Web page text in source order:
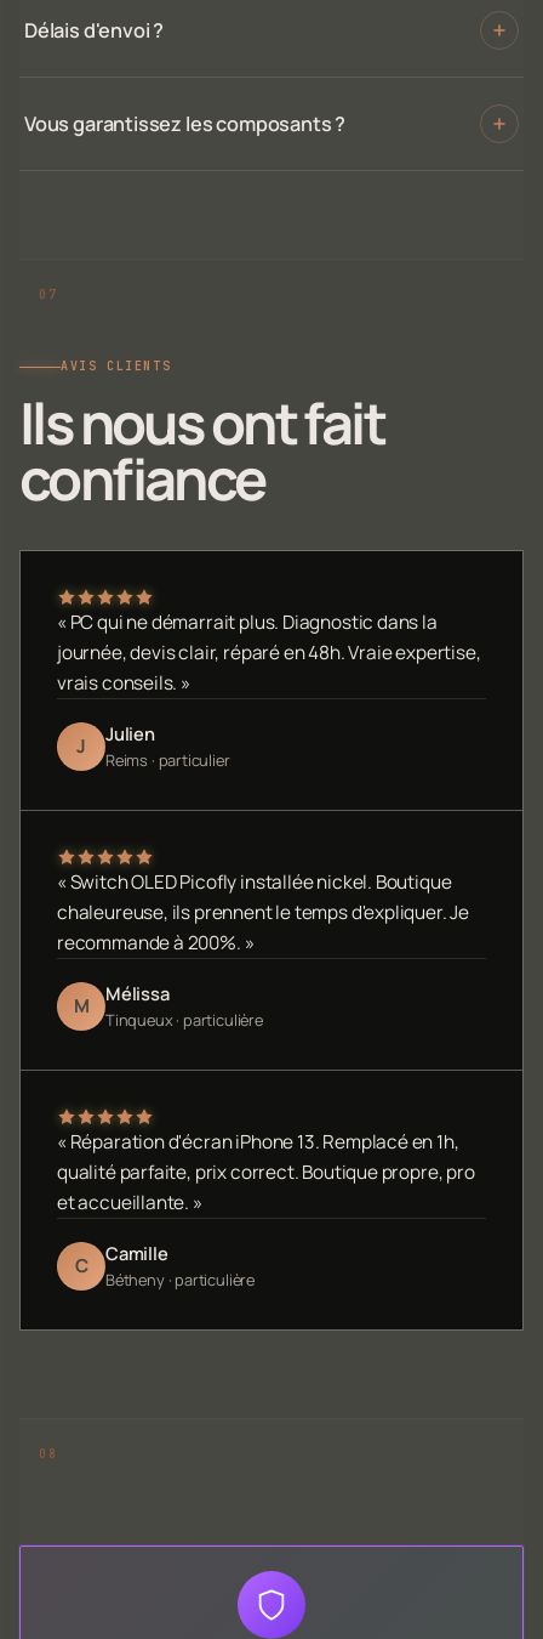
Délais d'envoi ?
Vous garantissez les composants ?
AVIS CLIENTS
Ils nous ont fait
confiance
« PC qui ne démarrait plus. Diagnostic dans la
journée, devis clair, réparé en 48h. Vraie expertise,
vrais conseils. »
J Julien
Reims · particulier
« Switch OLED Picofly installée nickel. Boutique
chaleureuse, ils prennent le temps d'expliquer. Je
recommande à 200%. »
M Mélissa
Tinqueux · particulière
« Réparation d'écran iPhone 13. Remplacé en 1h,
qualité parfaite, prix correct. Boutique propre, pro
et accueillante. »
C Camille
Bétheny · particulière